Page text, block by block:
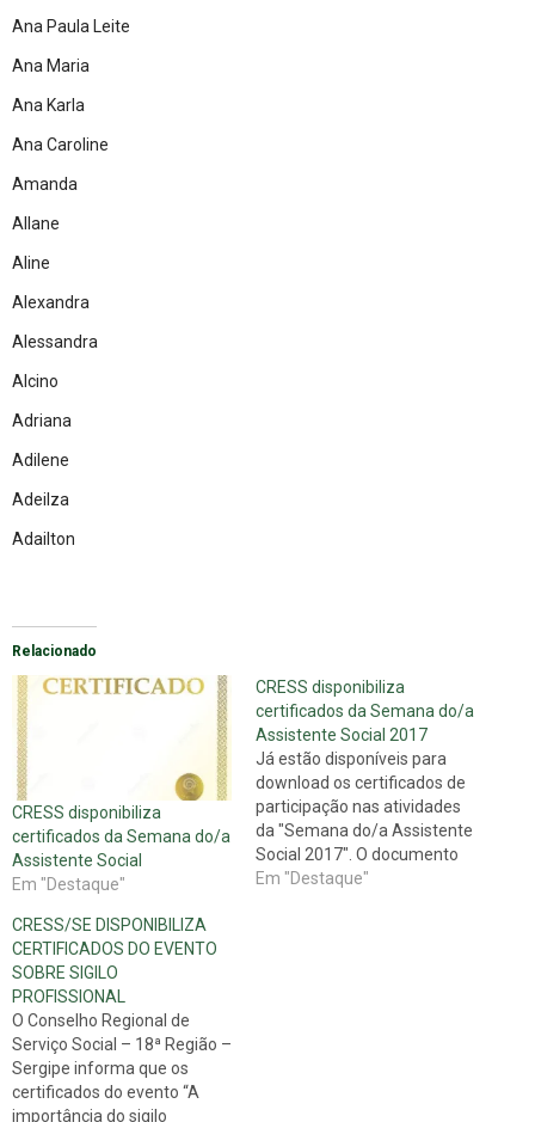
Ana Paula Leite
Ana Maria
Ana Karla
Ana Caroline
Amanda
Allane
Aline
Alexandra
Alessandra
Alcino
Adriana
Adilene
Adeilza
Adailton
Relacionado
CRESS disponibiliza
certificados da Semana do/a
Assistente Social
Em "Destaque"
CRESS disponibiliza
certificados da Semana do/a
Assistente Social 2017
Já estão disponíveis para
download os certificados de
participação nas atividades
da "Semana do/a Assistente
Social 2017". O documento
está no site do CRESS
Em "Destaque"
CRESS/SE DISPONIBILIZA
CERTIFICADOS DO EVENTO
SOBRE SIGILO
PROFISSIONAL
O Conselho Regional de
Serviço Social – 18ª Região –
Sergipe informa que os
certificados do evento “A
importância do sigilo